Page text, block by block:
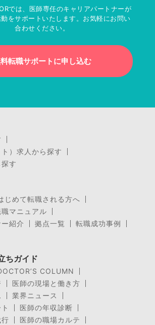
では、医師専任のキャリアパートナーが
をサポートいたします。お気軽にお問い
合わせください。
転職サポートに申し込む
）求人から探す
す
じめて転職される方へ
マニュアル
紹介
拠点一覧
転職成功事例
ちガイド
COLUMN
医師の現場と働き方
業界ニュース
医師の年収診断
医師の職場カルテ